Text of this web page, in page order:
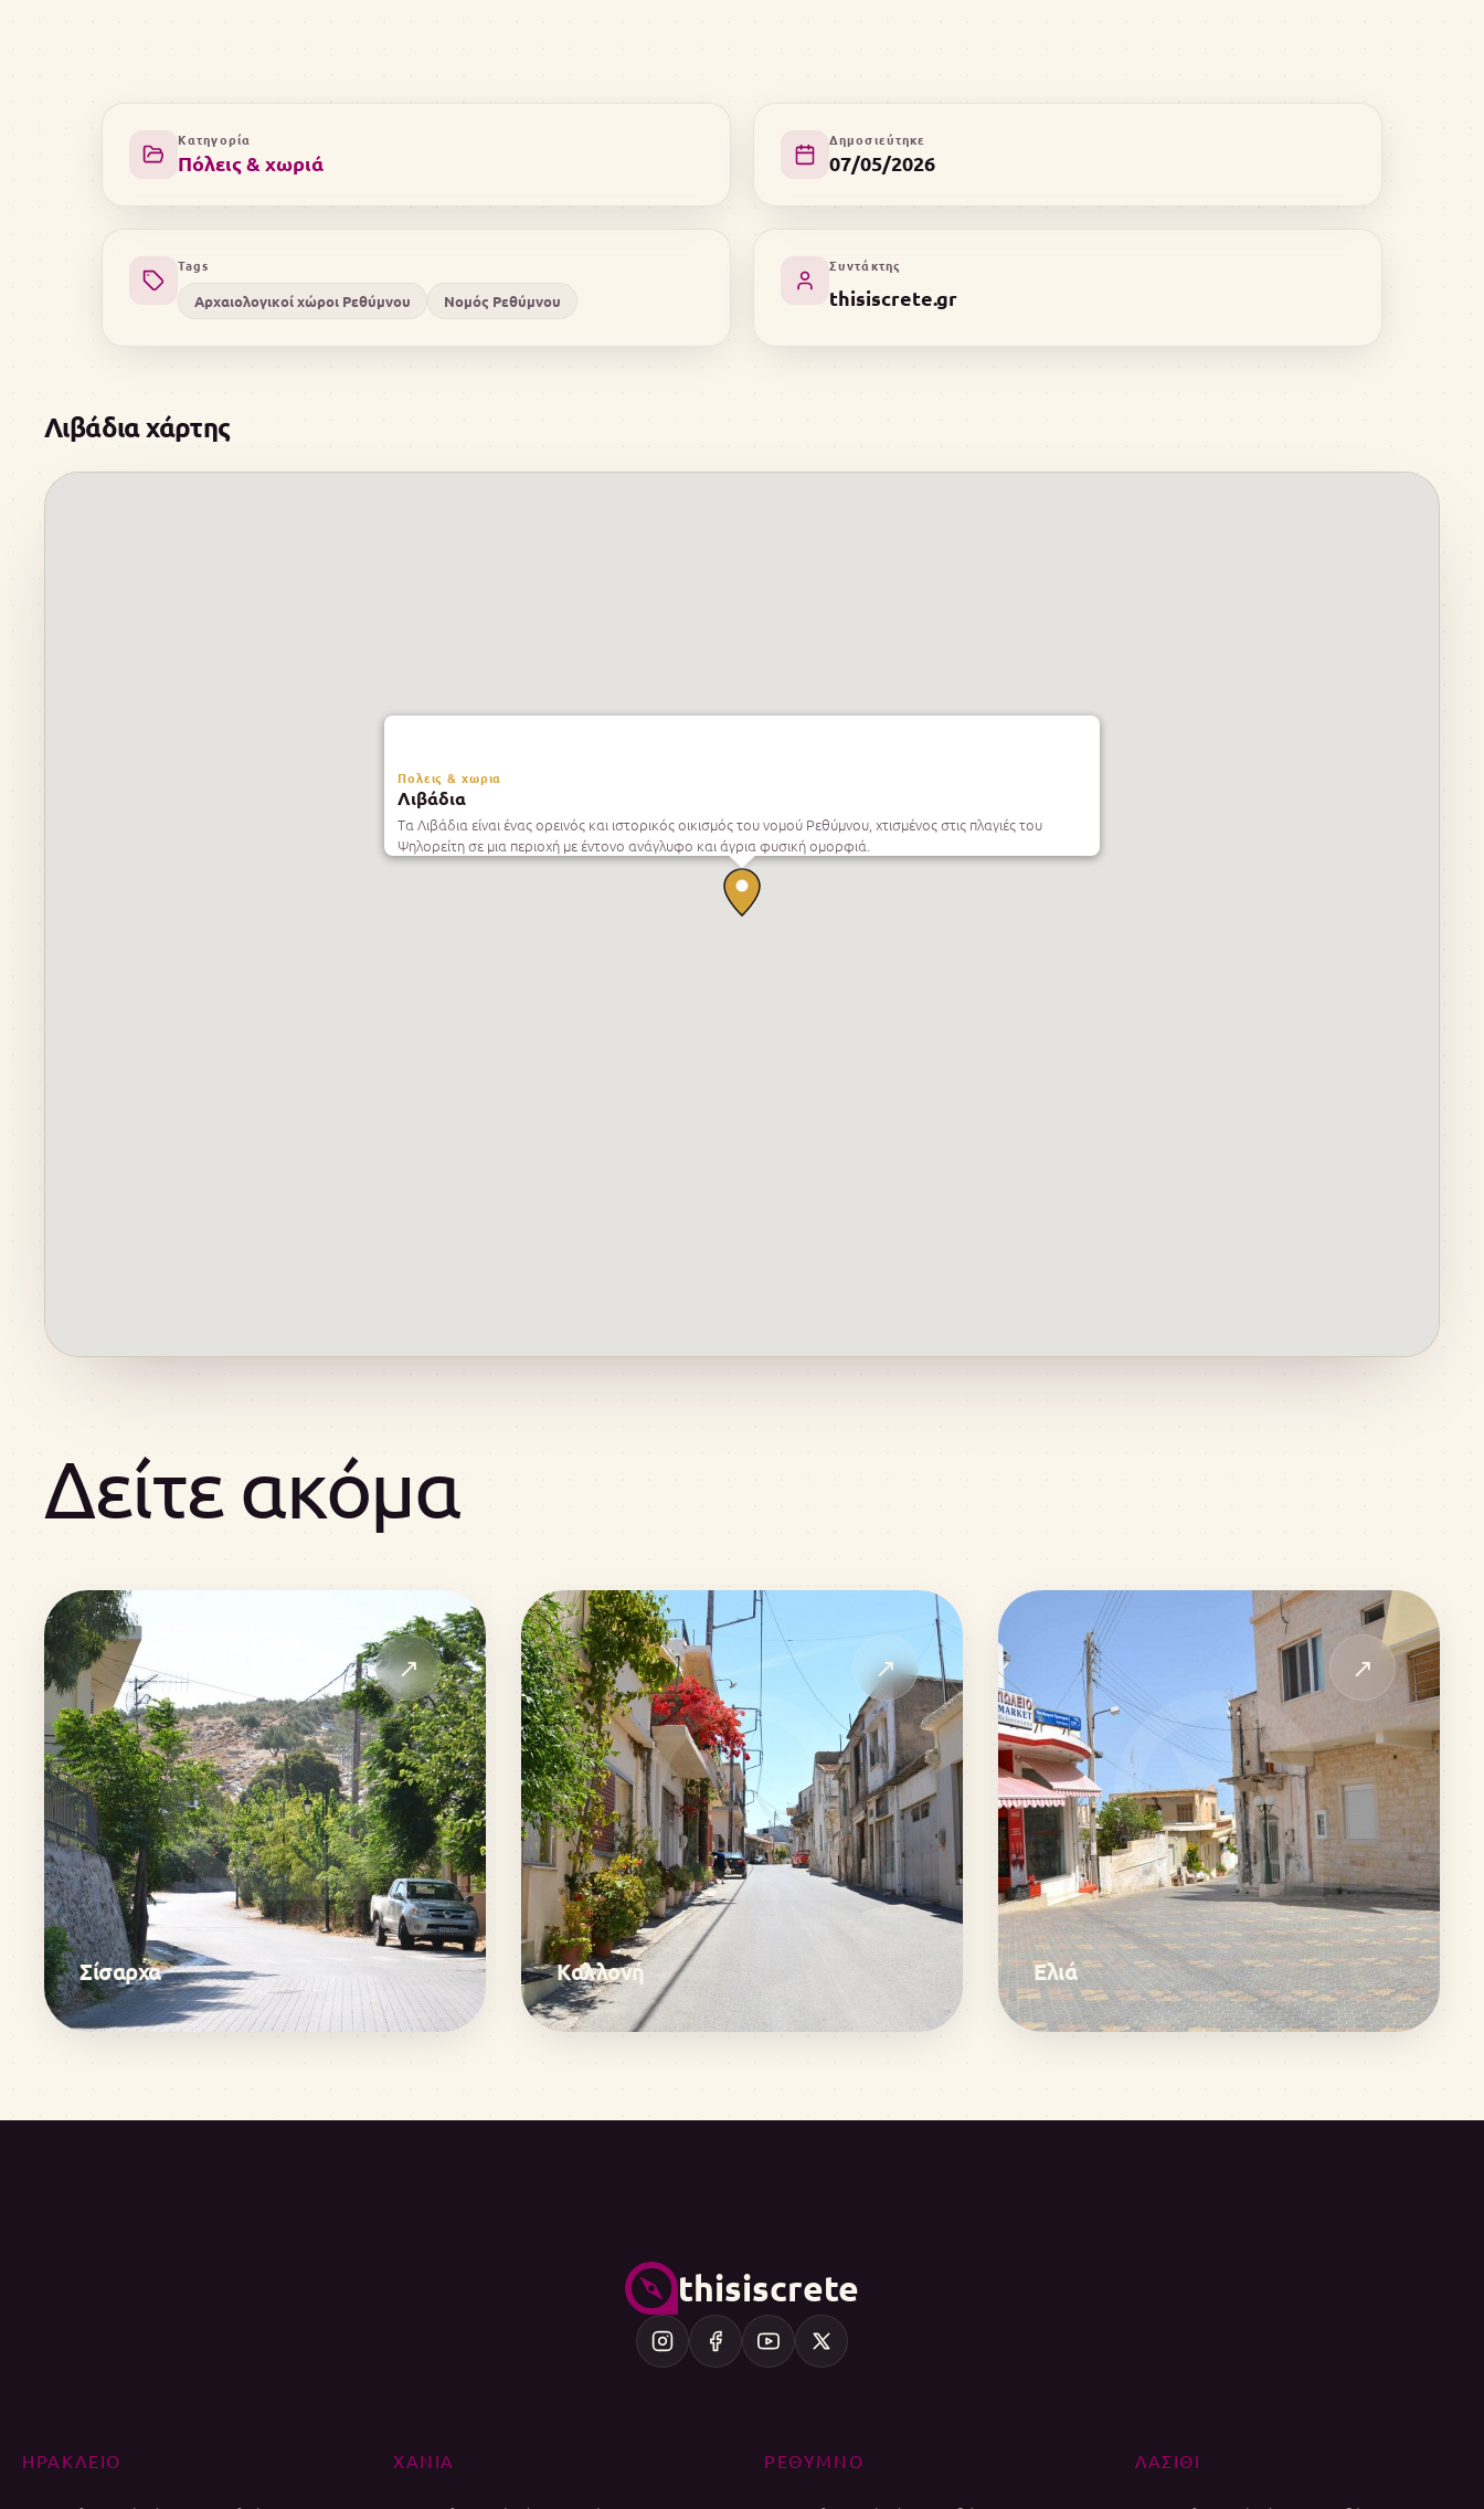
Κατηγορία
Πόλεις & χωριά
Δημοσιεύτηκε
07/05/2026
Tags
Αρχαιολογικοί χώροι Ρεθύμνου Νομός Ρεθύμνου
Συντάκτης
thisiscrete.gr
Λιβάδια χάρτης
Πολεις & χωρια
Λιβάδια
Τα Λιβάδια είναι ένας ορεινός και ιστορικός οικισμός του νομού Ρεθύμνου, χτισμένος στις πλαγιές του
Ψηλορείτη σε μια περιοχή με έντονο ανάγλυφο και άγρια φυσική ομορφιά.
Δείτε ακόμα
↗
Σίσαρχα
↗
Καλλονή
↗
Ελιά
thisiscrete
ΗΡΑΚΛΕΙΟ ΧΑΝΙΑ ΡΕΘΥΜΝΟ ΛΑΣΙΘΙ